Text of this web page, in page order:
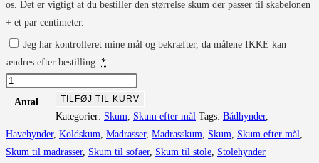
os. Det er vigtigt at du bestiller den størrelse skum der passer til skabelonen
+ et par centimeter.
Jeg har kontrolleret mine mål og bekræfter, da målene IKKE kan
ændres efter bestilling. *
Skum
/
hynder
Antal TILFØJ TIL KURV
Kategorier: Skum, Skum efter mål Tags: Bådhynder,
Havehynder, Koldskum, Madrasser, Madrasskum, Skum, Skum efter mål,
Skum til madrasser, Skum til sofaer, Skum til stole, Stolehynder